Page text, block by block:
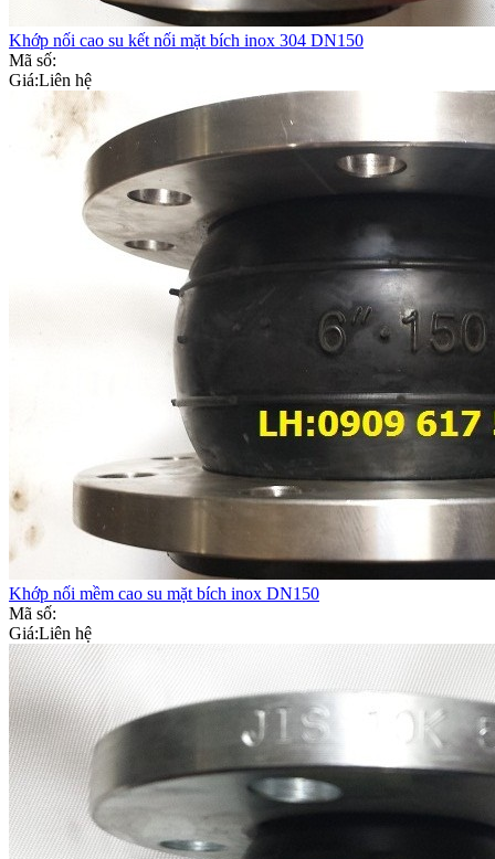
Khớp nối cao su kết nối mặt bích inox 304 DN150
Mã số:
Giá:Liên hệ
Khớp nối mềm cao su mặt bích inox DN150
Mã số:
Giá:Liên hệ